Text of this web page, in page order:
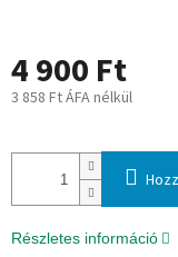
4 900 Ft
3 858 Ft ÁFA nélkül
Részletes információ